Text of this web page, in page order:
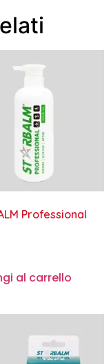
Professional
al carrello